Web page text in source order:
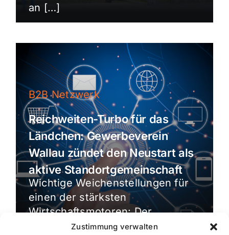
Zustimmung verwalten
an […]
B2B Netzwerk
Reichweiten-Turbo für das
Ländchen: Gewerbeverein
Wallau zündet den Neustart als
aktive Standortgemeinschaft
Wichtige Weichenstellungen für
einen der stärksten
Wirtschaftsmotoren: Der
Gewerbeverein Wallau bläst zum